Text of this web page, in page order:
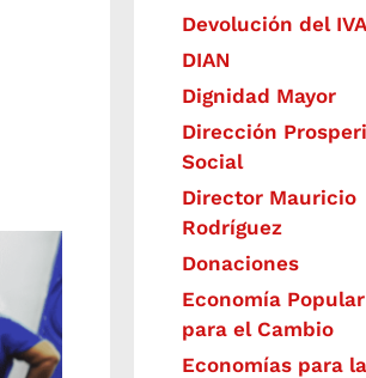
Devolución del IVA
DIAN
Dignidad Mayor
Dirección
Social
Director Mauricio
Rodríguez
Donaciones
Economía Popular
para el Cambio
Economías para